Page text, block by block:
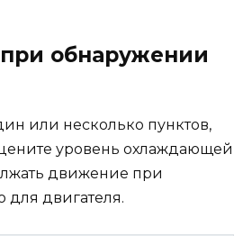
обнаружении
или несколько пунктов,
уровень охлаждающей
движение при
для двигателя.